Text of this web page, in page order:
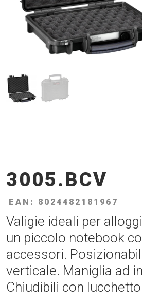
3005.BCV
EAN: 8024482181967
Valigie ideali per
un piccolo notebook
accessori.
verticale. Maniglia ad
Chiudibili con